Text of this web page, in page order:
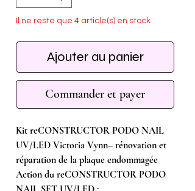
Il ne reste que 4 article(s) en stock
Ajouter au panier
Commander et payer
Kit reCONSTRUCTOR PODO NAIL
UV/LED Victoria Vynn– rénovation et
réparation de la plaque endommagée
Action du reCONSTRUCTOR PODO